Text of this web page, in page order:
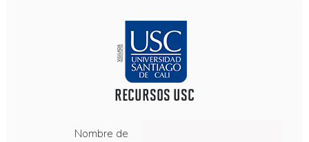
RECURSOS USC
Nombre de